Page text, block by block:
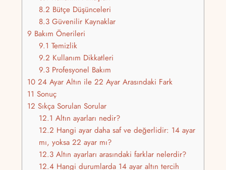
8.2 Bütçe Düşünceleri
8.3Güvenilir Kaynaklar
9 Bakım Önerileri
9.1 Temizlik
9.2 Kullanım Dikkatleri
9.3Profesyonel Bakım
10 24 Ayar Altın ile 22 Ayar Arasındaki Fark
11 Sonuç
12 Sıkça Sorulan Sorular
12.1 Altın ayarları nedir?
12.2 Hangi ayar daha saf ve değerlidir: 14 ayar
mı, yoksa 22 ayar mı?
12.3Altın ayarları arasındaki farklar nelerdir?
12.4Hangi durumlarda 14 ayar altın tercih